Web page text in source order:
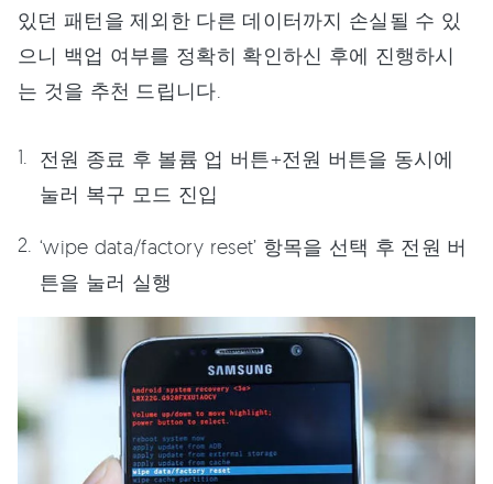
있던 패턴을 제외한 다른 데이터까지 손실될 수 있
으니 백업 여부를 정확히 확인하신 후에 진행하시
는 것을 추천 드립니다.
전원 종료 후 볼륨 업 버튼+전원 버튼을 동시에
눌러 복구 모드 진입
‘wipe data/factory reset’ 항목을 선택 후 전원 버
튼을 눌러 실행